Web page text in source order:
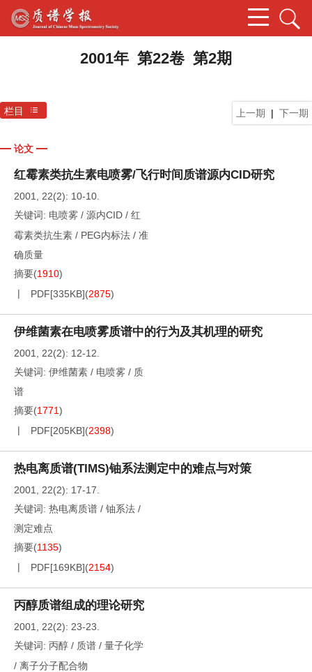
2001年 第22卷 第2期
上一期 | 下一期
栏目
论文
红霉素类抗生素电喷雾/飞行时间质谱源内CID研究
2001, 22(2): 10-10.
关键词: 电喷雾 / 源内CID / 红
霉素类抗生素 / PEG内标法 / 准
确质量
摘要(1910)
PDF[335KB](2875)
伊维菌素在电喷雾质谱中的行为及其机理的研究
2001, 22(2): 12-12.
关键词: 伊维菌素 / 电喷雾 / 质
谱
摘要(1771)
PDF[205KB](2398)
热电离质谱(TIMS)铀系法测定中的难点与对策
2001, 22(2): 17-17.
关键词: 热电离质谱 / 铀系法 /
测定难点
摘要(1135)
PDF[169KB](2154)
丙醇质谱组成的理论研究
2001, 22(2): 23-23.
关键词: 丙醇 / 质谱 / 量子化学
/ 离子分子配合物